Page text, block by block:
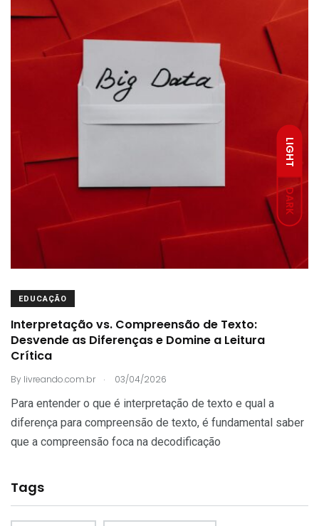
LIGHT
DARK
EDUCAÇÃO
Interpretação vs. Compreensão de Texto:
Desvende as Diferenças e Domine a Leitura
Crítica
By livreando.com.br . 03/04/2026
Para entender o que é interpretação de texto e qual a
diferença para compreensão de texto, é fundamental saber
que a compreensão foca na decodificação
Tags